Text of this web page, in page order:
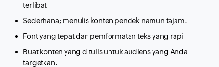
terlibat
Sederhana; menulis konten pendek namun tajam.
Font yang tepat dan pemformatan teks yang rapi
Buat konten yang ditulis untuk audiens yang Anda
targetkan.